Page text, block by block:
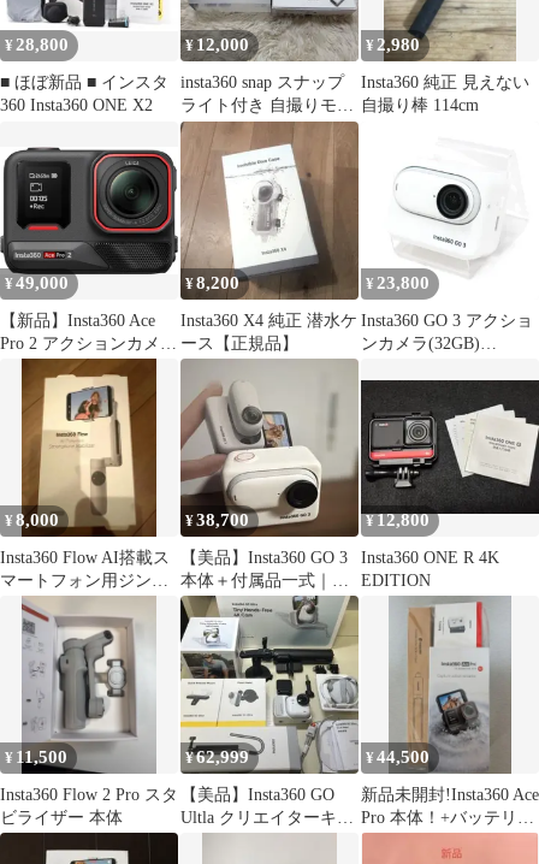
¥28,800
■ ほぼ新品 ■ インスタ
360 Insta360 ONE X2
¥12,000
insta360 snap スナップ
ライト付き 自撮りモニ
ター 即納 美品
¥2,980
Insta360 純正 見えない
自撮り棒 114cm
¥49,000
【新品】Insta360 Ace
Pro 2 アクションカメラ
_IN001690
¥8,200
Insta360 X4 純正 潜水ケ
ース【正規品】
¥ 23,800
Insta360 GO 3 アクショ
ンカメラ(32GB)
い(B)]
¥8,000
Insta360 Flow AI搭載ス
マートフォン用ジンバ
ル 本体
¥38,700
【美品】Insta360 GO 3
本体＋付属品一式｜動
作確認済｜1回のみ使用
¥12,800
Insta360 ONE R 4K
EDITION
¥ 11,500
Insta360 Flow 2 Pro スタ
ビライザー 本体
¥ 62,999
【美品】Insta360 GO
Ultla クリエイターキッ
¥44,500
新品未開封!Insta360 Ace
Pro 本体！+バッテリー